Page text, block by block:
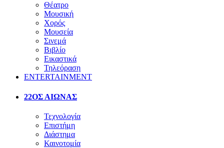
Θέατρο
Μουσική
Χορός
Μουσεία
Σινεμά
Βιβλίο
Εικαστικά
Τηλεόραση
ENTERTAINMENT
22ΟΣ ΑΙΩΝΑΣ
Τεχνολογία
Επιστήμη
Διάστημα
Καινοτομία